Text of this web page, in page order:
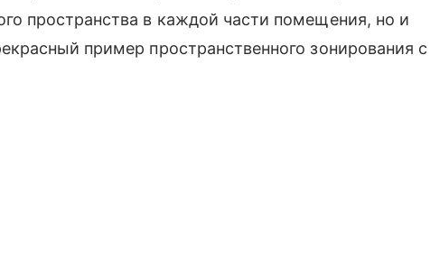
пространства в каждой части помещения, но и
пример пространственного зонирования с